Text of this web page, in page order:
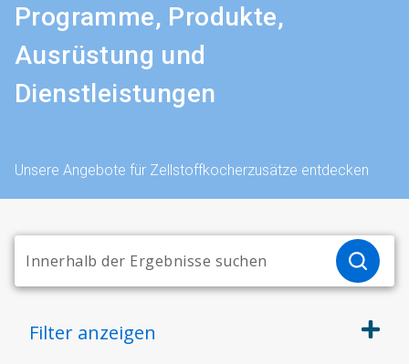
Programme, Produkte,
Ausrüstung und
Dienstleistungen
Unsere Angebote für Zellstoffkocherzusätze entdecken
Filter anzeigen